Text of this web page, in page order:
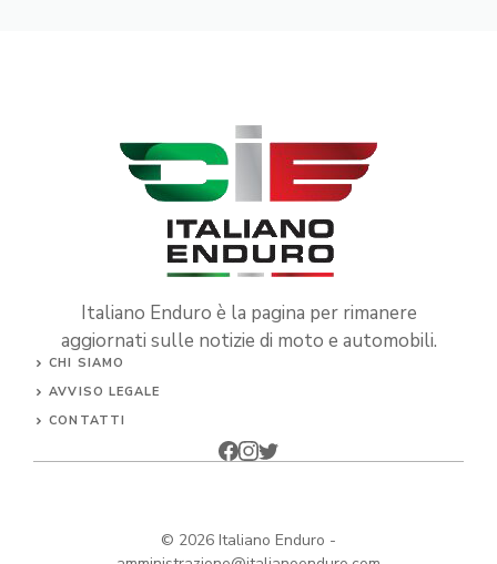
Italiano Enduro è la pagina per rimanere
aggiornati sulle notizie di moto e automobili.
CHI SIAMO
AVVISO LEGALE
CONTATTI
© 2026 Italiano Enduro -